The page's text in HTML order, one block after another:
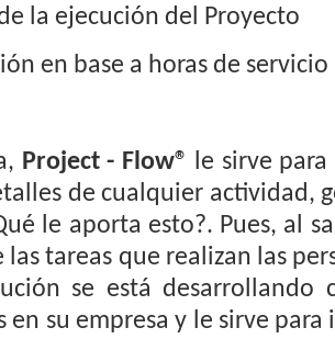
la ejecución del Proyecto
en base a horas de
Project - Flow® le sirve
de cualquier actividad,
le aporta esto?. Pues, al
las tareas que realizan las
se está desarrollando
en su empresa y le sirve